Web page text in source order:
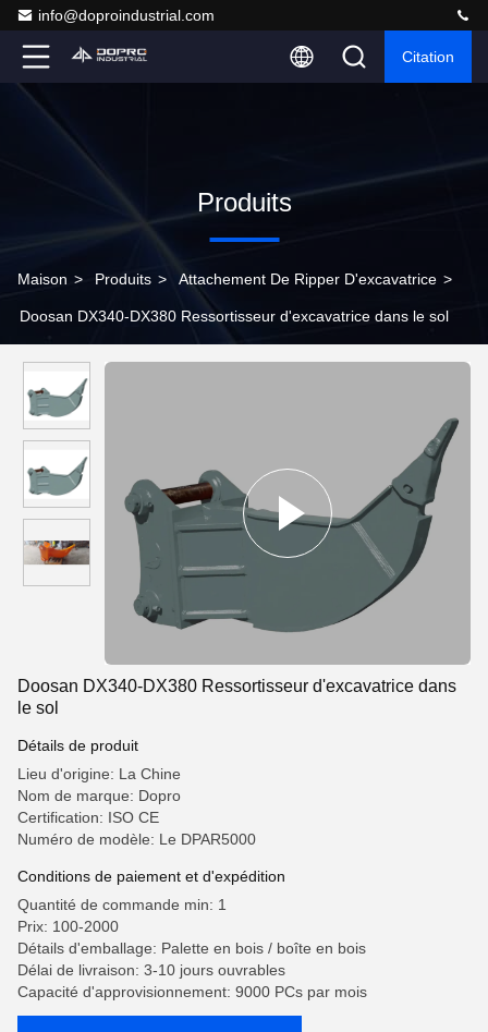
info@doproindustrial.com
Citation
Produits
Maison > Produits > Attachement De Ripper D'excavatrice >
Doosan DX340-DX380 Ressortisseur d'excavatrice dans le sol
Doosan DX340-DX380 Ressortisseur d'excavatrice dans
le sol
Détails de produit
Lieu d'origine: La Chine
Nom de marque: Dopro
Certification: ISO CE
Numéro de modèle: Le DPAR5000
Conditions de paiement et d'expédition
Quantité de commande min: 1
Prix: 100-2000
Détails d'emballage: Palette en bois / boîte en bois
Délai de livraison: 3-10 jours ouvrables
Capacité d'approvisionnement: 9000 PCs par mois